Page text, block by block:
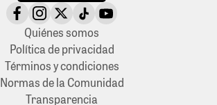
Quiénes somos
Política de privacidad
Términos y condiciones
Normas de la Comunidad
Transparencia